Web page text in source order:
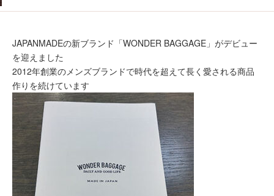
JAPANMADEの新ブランド「WONDER BAGGAGE」がデビュー
を迎えました
2012年創業のメンズブランドで時代を超えて長く愛される商品
作りを続けています